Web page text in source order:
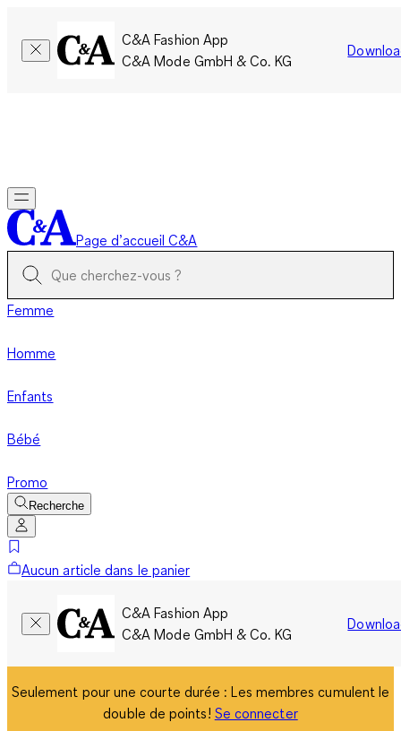
C&A Fashion App
C&A Mode GmbH & Co. KG
Page d’accueil C&A
Femme
Homme
Enfants
Bébé
Promo
Recherche
Aucun article dans le panier
C&A Fashion App
C&A Mode GmbH & Co. KG
Seulement pour une courte durée : Les membres cumulent le
double de points! Se connecter